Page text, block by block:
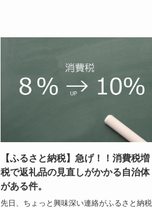
【ふるさと納税】急げ！！消費税増
税で返礼品の見直しがかかる自治体
がある件。
先日、ちょっと興味深い連絡がふるさと納税